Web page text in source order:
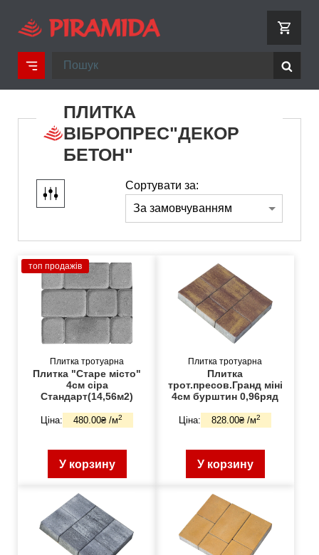
ПЛИТКА
ВІБРОПРЕС"ДЕКОР
БЕТОН"
Сортувати за:
топ продажів
Плитка тротуарна
Плитка "Старе місто"
4см сіра
Стандарт(14,56м2)
Ціна: 480.00₴ /м2
У корзину
Плитка тротуарна
Плитка
трот.пресов.Гранд міні
4см бурштин 0,96ряд
Ціна: 828.00₴ /м2
У корзину